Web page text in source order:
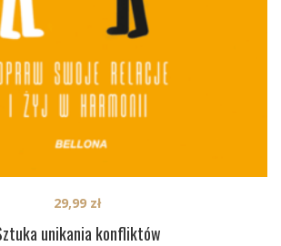
unikania konfliktów
29,99 zł